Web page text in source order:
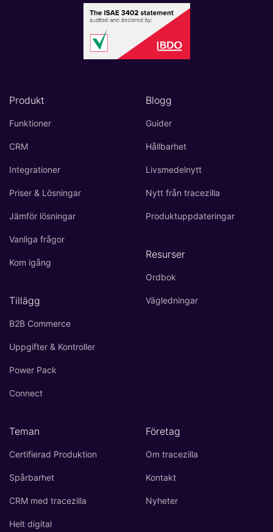
Produkt
Funktioner
CRM
Integrationer
Priser & Lösningar
Jämför lösningar
Vanliga frågor
Kom igång
Tillägg
B2B Commerce
Uppgifter & Kontroller
Power Pack
Connect
Blogg
Guider
Hållbarhet
Livsmedelnytt
Nytt från tracezilla
Produktuppdateringar
Resurser
Ordbok
Vägledningar
Teman
Certifierad Produktion
Spårbarhet
CRM med tracezilla
Helt digital
Företag
Om tracezilla
Kontakt
Nyheter